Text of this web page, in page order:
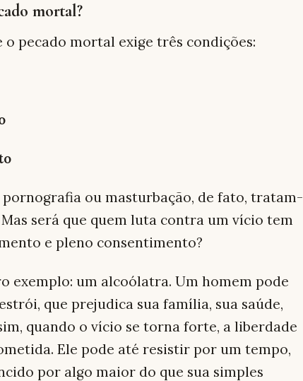
mortal?
o pecado mortal exige três condições:
pornografia ou masturbação, de fato, tratam-
será que quem luta contra um vício tem
e pleno consentimento?
exemplo: um alcoólatra. Um homem pode
que prejudica sua família, sua saúde,
quando o vício se torna forte, a liberdade
Ele pode até resistir por um tempo,
por algo maior do que sua simples